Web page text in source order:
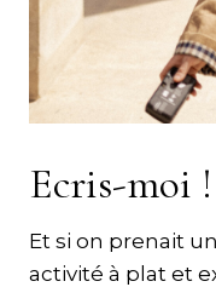
Ecris-moi !
Et si on prenait
activité à plat et